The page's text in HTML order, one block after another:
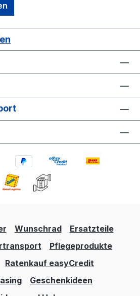
Wunschrad
Ersatzteile
Pflegeprodukte
Ratenkauf easyCredit
Geschenkideen